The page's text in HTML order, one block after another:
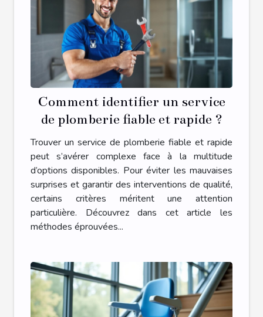
Comment identifier un service
de plomberie fiable et rapide ?
Trouver un service de plomberie fiable et rapide
peut s’avérer complexe face à la multitude
d’options disponibles. Pour éviter les mauvaises
surprises et garantir des interventions de qualité,
certains critères méritent une attention
particulière. Découvrez dans cet article les
méthodes éprouvées...